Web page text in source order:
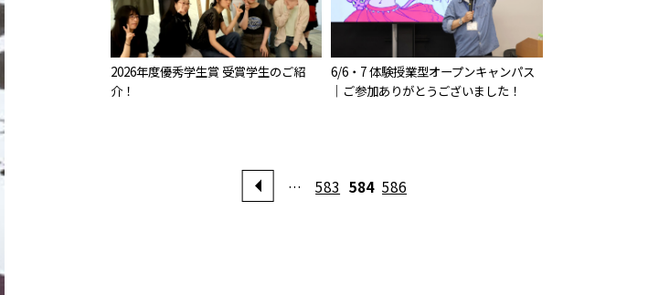
2026年度優秀学生賞 受賞学生のご紹
介！
6/6・7 体験授業型オープンキャンパス
｜ご参加ありがとうございました！
… 583 584 586